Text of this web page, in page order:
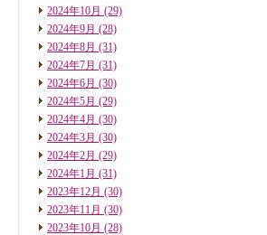
2024年10月 (29)
2024年9月 (28)
2024年8月 (31)
2024年7月 (31)
2024年6月 (30)
2024年5月 (29)
2024年4月 (30)
2024年3月 (30)
2024年2月 (29)
2024年1月 (31)
2023年12月 (30)
2023年11月 (30)
2023年10月 (28)